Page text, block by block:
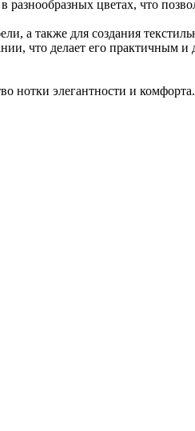
цветах, что
а также для создания
что делает его практичным
элегантности и